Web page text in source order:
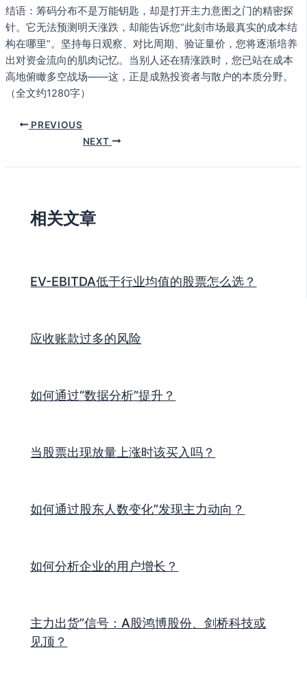
结语：筹码分布不是万能钥匙，却是打开主力意图之门的精密探
针。它无法预测明天涨跌，却能告诉您“此刻市场最真实的成本结
构在哪里”。坚持每日观察、对比周期、验证量价，您将逐渐培养
出对资金流向的肌肉记忆。当别人还在猜涨跌时，您已站在成本
高地俯瞰多空战场——这，正是成熟投资者与散户的本质分野。
（全文约1280字）
PREVIOUS
NEXT
相关文章
EV-EBITDA低于行业均值的股票怎么选？
应收账款过多的风险
如何通过“数据分析”提升？
当股票出现放量上涨时该买入吗？
如何通过股东人数变化”发现主力动向？
如何分析企业的用户增长？
主力出货”信号：A股鸿博股份、剑桥科技或
见顶？